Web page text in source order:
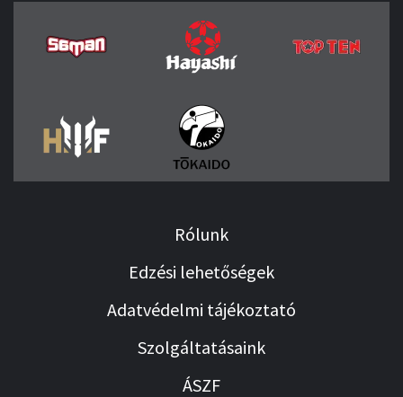
Rólunk
Edzési lehetőségek
Adatvédelmi tájékoztató
Szolgáltatásaink
ÁSZF